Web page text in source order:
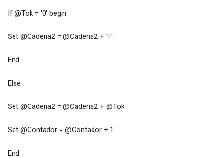
If @Tok = '0' begin
Set @Cadena2 = @Cadena2 + 'F'
End
Else
Set @Cadena2 = @Cadena2 + @Tok
Set @Contador = @Contador + 1
End